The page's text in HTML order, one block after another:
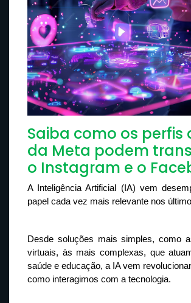
Saiba como os perfis
da Meta podem
o Instagram e o
A Inteligência Artificial (IA) vem
papel cada vez mais relevante nos
Desde soluções mais simples, como
virtuais, às mais complexas, que
saúde e educação, a IA vem
como interagimos com a tecnologia.